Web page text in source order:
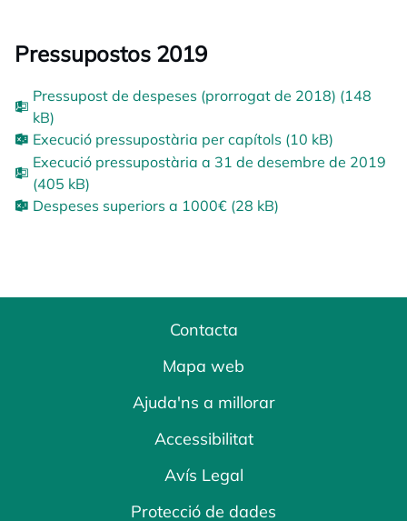
Pressupostos 2019
Pressupost de despeses (prorrogat de 2018) (148
kB)
Execució pressupostària per capítols (10 kB)
Execució pressupostària a 31 de desembre de 2019
(405 kB)
Despeses superiors a 1000€ (28 kB)
Contacta
Mapa web
Ajuda'ns a millorar
Accessibilitat
Avís Legal
Protecció de dades